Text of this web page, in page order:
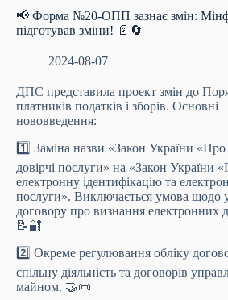
📢 Форма №20-ОПП зазнає змін:
підготував зміни! 📄🔄
2024-08-07
ДПС представила проект змін до
платників податків і зборів. Основні
нововведення:
1️⃣ Заміна назви «Закон України «Про
довірчі послуги» на «Закон України
електронну ідентифікацію та
послуги». Виключається умова щодо
договору про визнання електронних
📝🔐
2️⃣ Окреме регулювання обліку
спільну діяльність та договорів
майном. 🤝📜